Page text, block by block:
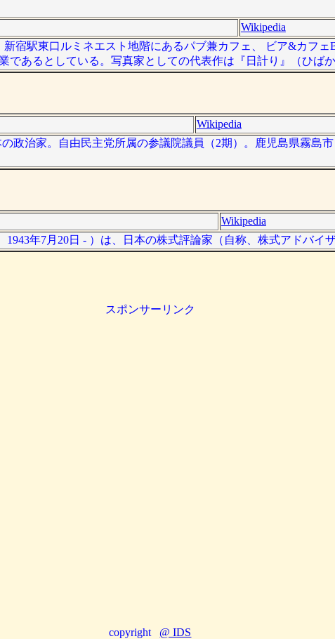
Wikipedia
宿駅東口ルミネエスト地階にあるパブ兼カフェ、 ビア&カフェ
あるとしている。写真家としての代表作は『日計り』（ひばか
Wikipedia
政治家。自由民主党所属の参議院議員（2期）。鹿児島県霧島
Wikipedia
年7月20日 - ）は、日本の株式評論家（自称、株式アドバイザ
スポンサーリンク
copyright @ IDS